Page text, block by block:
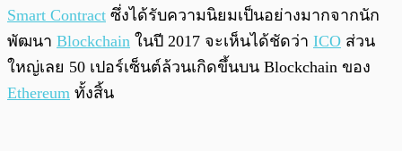
Smart Contract ซึ่งได้รับความนิยมเป็นอย่างมากจากนัก
พัฒนา Blockchain ในปี 2017 จะเห็นได้ชัดว่า ICO ส่วน
ใหญ่เลย 50 เปอร์เซ็นต์ล้วนเกิดขึ้นบน Blockchain ของ
Ethereum ทั้งสิ้น